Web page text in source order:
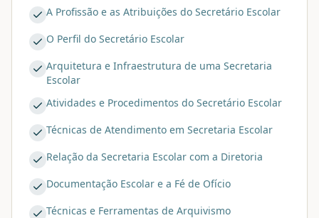
A Profissão e as Atribuições do Secretário Escolar
O Perfil do Secretário Escolar
Arquitetura e Infraestrutura de uma Secretaria
Escolar
Atividades e Procedimentos do Secretário Escolar
Técnicas de Atendimento em Secretaria Escolar
Relação da Secretaria Escolar com a Diretoria
Documentação Escolar e a Fé de Ofício
Técnicas e Ferramentas de Arquivismo